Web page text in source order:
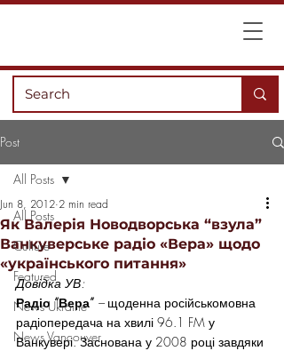
Post
All Posts
Culture
Featured
News Ukraine
News Vancouver
All Posts
Як Валерія Новодворська “взула”
Ванкуверське радіо «Вера» щодо
«українського питання»
Jun 8, 2012 2 min read
Довідка УВ:
Радіо “Вера” – щоденна російськомовна
радіопередача на хвилі 96.1 FM у
Ванкувері. Заснована у 2008 році завдяки